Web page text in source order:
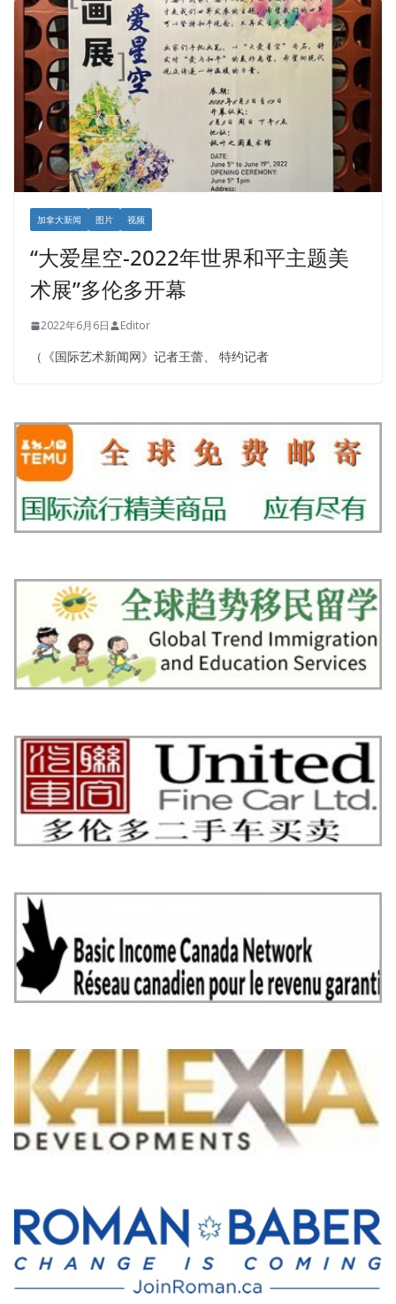
加拿大新闻 图片 视频
“大爱星空-2022年世界和平主题美
术展”多伦多开幕
2022年6月6日 Editor
（《国际艺术新闻网》记者王蕾、 特约记者